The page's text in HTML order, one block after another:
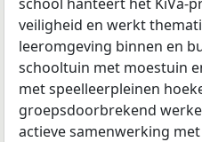
veiligheid en werkt
leeromgeving binnen en
schooltuin met moestuin
met speelleerpleinen
groepsdoorbrekend
actieve samenwerking